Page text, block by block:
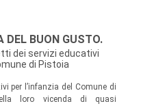
DEL BUON GUSTO.
dei servizi educativi
di Pistoia
per l’infanzia del Comune di
loro vicenda di quasi